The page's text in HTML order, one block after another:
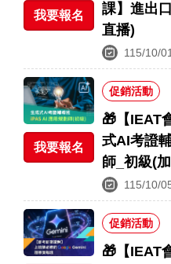
課】進出
直播)
115/10/01
我要報名
促銷活動
🎁【IEAT
式AI考證
師_初級(
115/10/
我要報名
促銷活動
🎁【IEAT